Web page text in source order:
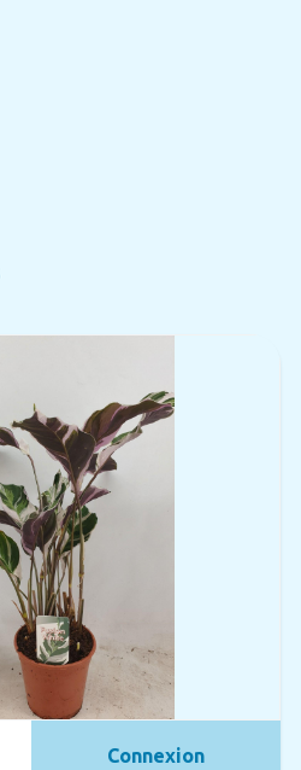
Connexion